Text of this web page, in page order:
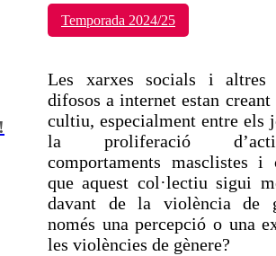
Temporada 2024/25
Les xarxes socials i altres
difosos a internet estan creant
cultiu, especialment entre els
la proliferació
comportaments masclistes i
que aquest col·lectiu sigui
davant de la violència de
només una percepció o una
les violències de gènere?